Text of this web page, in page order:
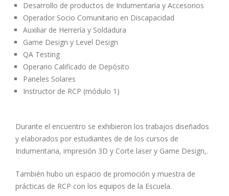
Desarrollo de productos de Indumentaria y Accesorios
Operador Socio Comunitario en Discapacidad
Auxiliar de Herrería y Soldadura
Game Design y Level Design
QA Testing
Operario Calificado de Depósito
Paneles Solares
Instructor de RCP (módulo 1)
Durante el encuentro se exhibieron los trabajos diseñados
y elaborados por estudiantes de de los cursos de
Indumentaria, impresión 3D y Corte laser y Game Design,.
También hubo un espacio de promoción y muestra de
prácticas de RCP con los equipos de la Escuela.